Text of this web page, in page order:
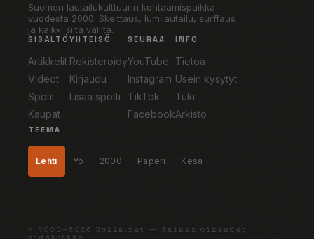
Suomen lautailukulttuurin kohtaamispaikka
vuodesta 2000. Skeittaus, lumilautailu, surffaus
ja kaikki siltä väliltä.
SISÄLTÖ
Artikkelit
Videot
Spotit
Kaupat
YHTEISÖ
Rekisteröidy
Kirjaudu
Lisää spotti
SEURAA
YouTube
Instagram
TikTok
Facebook
INFO
Tietoa
Usein kysytyt
Tuki
Arkisto
TEEMA
Lehti Yö 2000 Paperi Kesä
© 2000–2026 Nolla.net — Kaikki oikeudet